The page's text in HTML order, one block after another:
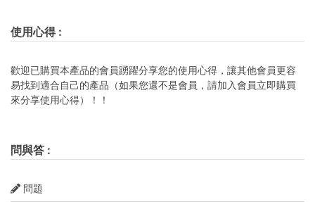
使用心得:
歡迎已購買本產品的會員踴躍分享您的使用心得，讓其他會員更容
易找到適合自己的產品（如果您還不是會員，請加入會員立即購買
來分享使用心得）！！
問與答 :
問題